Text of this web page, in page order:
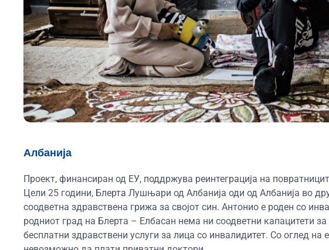
Албанија
Проект, финансиран од ЕУ, поддржува реинтеграција на
Цели 25 години, Блерта Лушњари од Албанија оди од Албанија во
соодветна здравствена грижа за својот син. Антонио е роден со
родниот град на Блерта – Елбасан нема ни соодветни капацитети
бесплатни здравствени услуги за лица со инвалидитет. Со оглед на